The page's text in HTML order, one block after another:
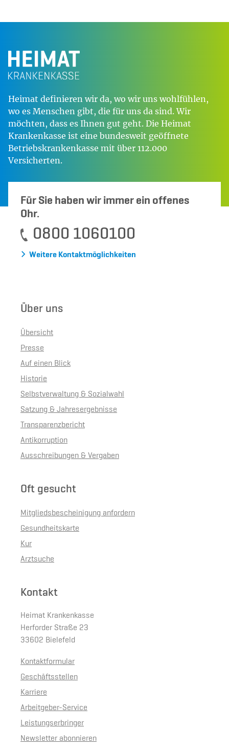
Heimat definieren wir da, wo wir uns wohlfühlen,
wo es Menschen gibt, die für uns da sind. Wir
möchten, dass es Ihnen gut geht. Die Heimat
Krankenkasse ist eine bundesweit geöffnete
Betriebskrankenkasse mit über 112.000
Versicherten.
Für Sie haben wir immer ein offenes
Ohr.
0800 1060100
Weitere Kontaktmöglichkeiten
Über uns
Übersicht
Presse
Auf einen Blick
Historie
Selbstverwaltung & Sozialwahl
Satzung & Jahresergebnisse
Transparenzbericht
Antikorruption
Ausschreibungen & Vergaben
Oft gesucht
Mitgliedsbescheinigung anfordern
Gesundheitskarte
Kur
Arztsuche
Kontakt
Heimat Krankenkasse
Herforder Straße 23
33602 Bielefeld
Kontaktformular
Geschäftsstellen
Karriere
Arbeitgeber-Service
Leistungserbringer
Newsletter abonnieren